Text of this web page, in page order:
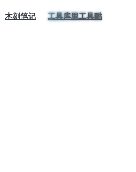
木刻笔记 工具库里工具酷